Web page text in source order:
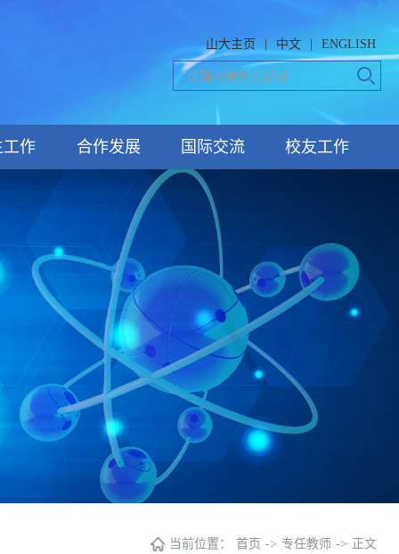
山大主页 中文 ENGLISH
工作 合作发展 国际交流 校友工作
当前位置： 首页 -> 专任教师 -> 正文